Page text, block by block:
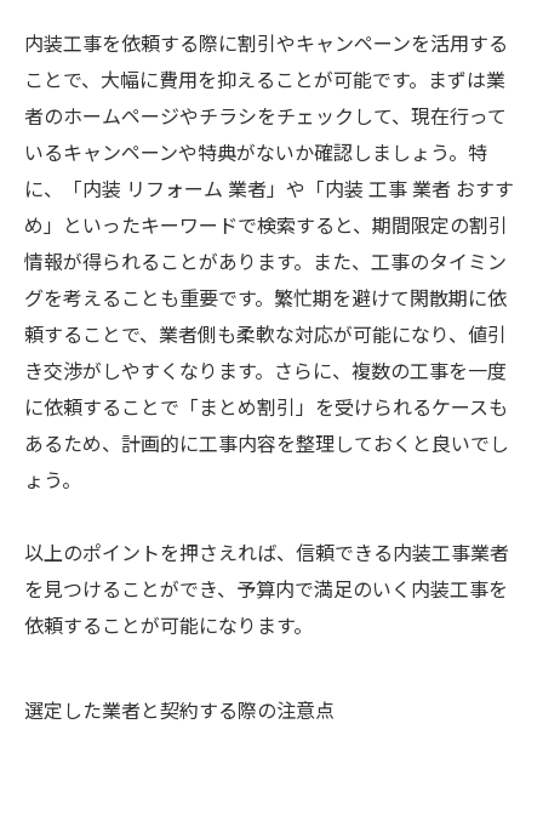
内装工事を依頼する際に割引やキャンペーンを活用する
ことで、大幅に費用を抑えることが可能です。まずは業
者のホームページやチラシをチェックして、現在行って
いるキャンペーンや特典がないか確認しましょう。特
に、「内装 リフォーム 業者」や「内装 工事 業者 おすす
め」といったキーワードで検索すると、期間限定の割引
情報が得られることがあります。また、工事のタイミン
グを考えることも重要です。繁忙期を避けて閑散期に依
頼することで、業者側も柔軟な対応が可能になり、値引
き交渉がしやすくなります。さらに、複数の工事を一度
に依頼することで「まとめ割引」を受けられるケースも
あるため、計画的に工事内容を整理しておくと良いでし
ょう。
以上のポイントを押さえれば、信頼できる内装工事業者
を見つけることができ、予算内で満足のいく内装工事を
依頼することが可能になります。
選定した業者と契約する際の注意点